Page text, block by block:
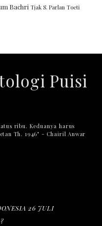
Bachri Tjak S. Parlan Toeti
Puisi
ribu. Keduanya harus
Th. 1946" - Chairil Anwar
26 JULI